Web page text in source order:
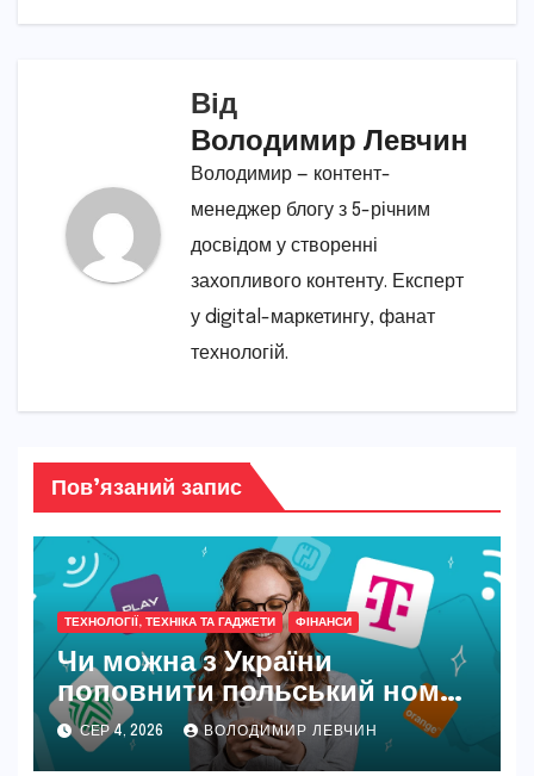
Від
Володимир Левчин
Володимир — контент-
менеджер блогу з 5-річним
досвідом у створенні
захопливого контенту. Експерт
у digital-маркетингу, фанат
технологій.
Пов’язаний запис
ТЕХНОЛОГІЇ, ТЕХНІКА ТА ГАДЖЕТИ ФІНАНСИ
Чи можна з України
поповнити польський номер
у 2026 році
СЕР 4, 2026 ВОЛОДИМИР ЛЕВЧИН